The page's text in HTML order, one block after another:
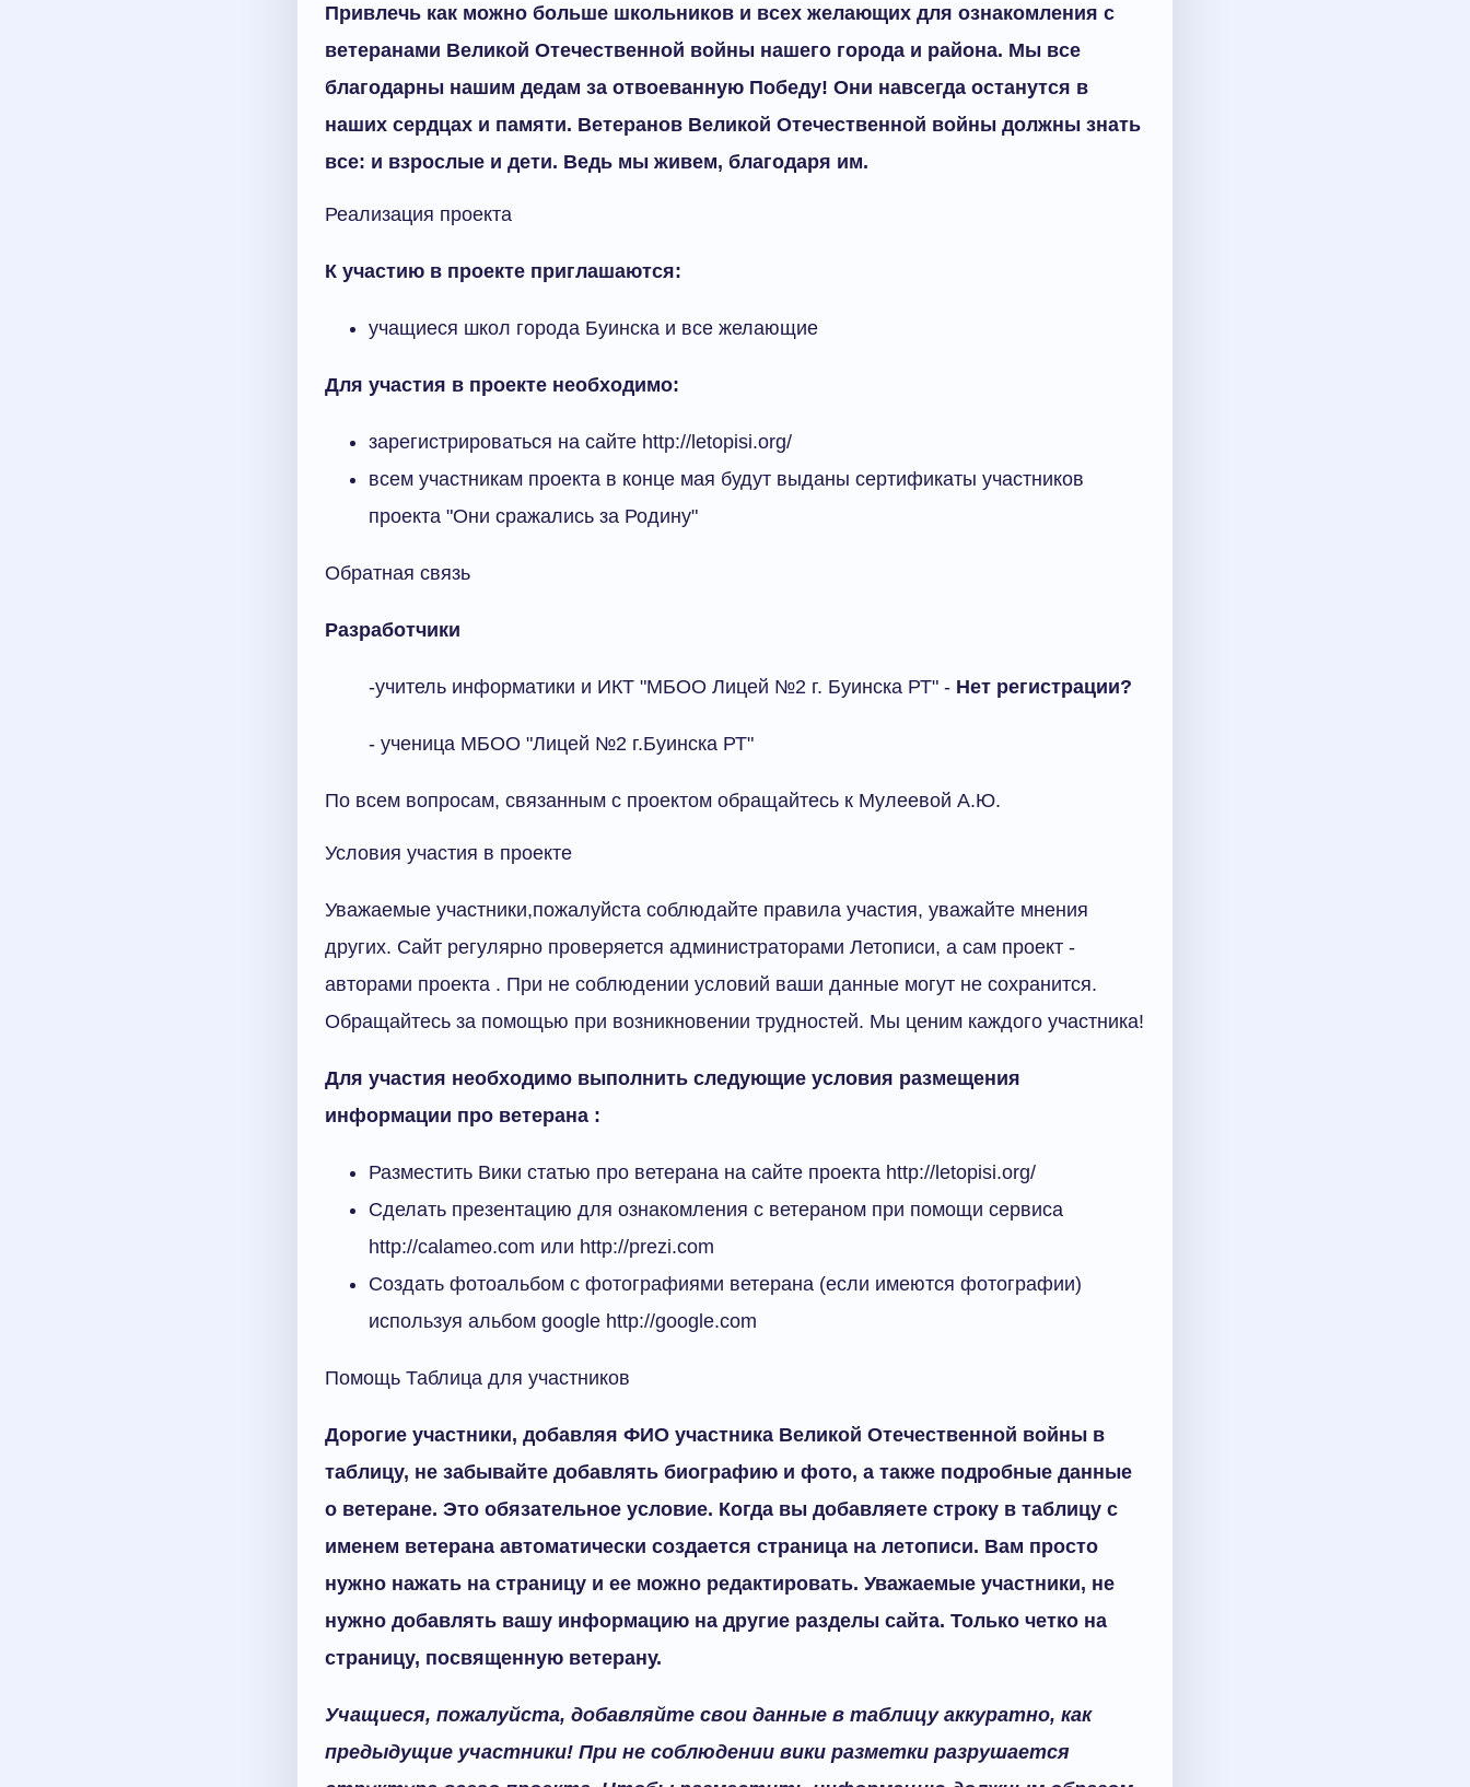
Привлечь как можно больше школьников и всех желающих для ознакомления с
ветеранами Великой Отечественной войны нашего города и района. Мы все
благодарны нашим дедам за отвоеванную Победу! Они навсегда останутся в
наших сердцах и памяти. Ветеранов Великой Отечественной войны должны знать
все: и взрослые и дети. Ведь мы живем, благодаря им.
Реализация проекта
К участию в проекте приглашаются:
учащиеся школ города Буинска и все желающие
Для участия в проекте необходимо:
зарегистрироваться на сайте http://letopisi.org/
всем участникам проекта в конце мая будут выданы сертификаты участников
проекта "Они сражались за Родину"
Обратная связь
Разработчики
-учитель информатики и ИКТ "МБОО Лицей №2 г. Буинска РТ" - Нет регистрации?
- ученица МБОО "Лицей №2 г.Буинска РТ"
По всем вопросам, связанным с проектом обращайтесь к Мулеевой А.Ю.
Условия участия в проекте
Уважаемые участники,пожалуйста соблюдайте правила участия, уважайте мнения
других. Сайт регулярно проверяется администраторами Летописи, а сам проект -
авторами проекта . При не соблюдении условий ваши данные могут не сохранится.
Обращайтесь за помощью при возникновении трудностей. Мы ценим каждого участника!
Для участия необходимо выполнить следующие условия размещения
информации про ветерана :
Разместить Вики статью про ветерана на сайте проекта http://letopisi.org/
Сделать презентацию для ознакомления с ветераном при помощи сервиса
http://calameo.com или http://prezi.com
Создать фотоальбом с фотографиями ветерана (если имеются фотографии)
используя альбом google http://google.com
Помощь Таблица для участников
Дорогие участники, добавляя ФИО участника Великой Отечественной войны в
таблицу, не забывайте добавлять биографию и фото, а также подробные данные
о ветеране. Это обязательное условие. Когда вы добавляете строку в таблицу с
именем ветерана автоматически создается страница на летописи. Вам просто
нужно нажать на страницу и ее можно редактировать. Уважаемые участники, не
нужно добавлять вашу информацию на другие разделы сайта. Только четко на
страницу, посвященную ветерану.
Учащиеся, пожалуйста, добавляйте свои данные в таблицу аккуратно, как
предыдущие участники! При не соблюдении вики разметки разрушается